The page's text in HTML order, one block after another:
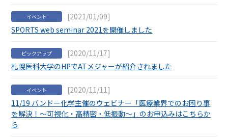
イベント
[2021/01/09]
SPORTS web seminar 2021を開催しました
ピックアップ
[2020/11/17]
札幌医科大学のHPでATメジャーが紹介されました
イベント
[2020/11/11]
11/19 バンドー化学主催のウェビナー「医療業界でのお困り事
を解決！～可視化・高精密・低振動～」のお申込みはこちらか
ら